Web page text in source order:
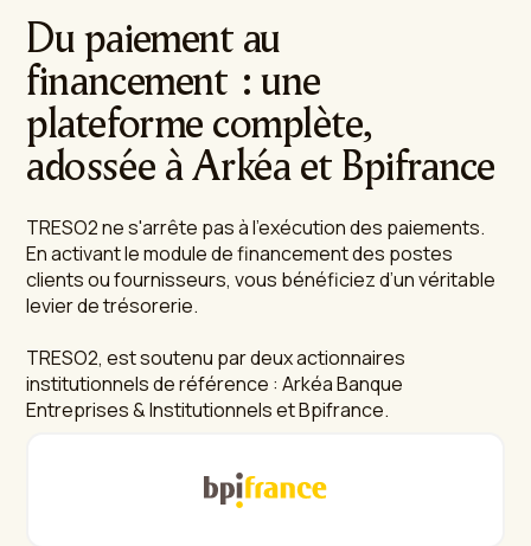
Du paiement au
financement : une
plateforme complète,
adossée à Arkéa et Bpifrance
TRESO2 ne s'arrête pas à l'exécution des paiements.
En activant le module de financement des postes
clients ou fournisseurs, vous bénéficiez d’un véritable
levier de trésorerie.
TRESO2, est soutenu par deux actionnaires
institutionnels de référence : Arkéa Banque
Entreprises & Institutionnels et Bpifrance.